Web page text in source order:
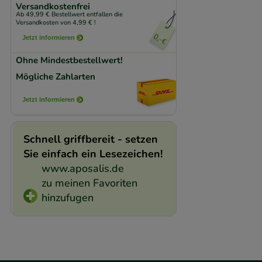
Versandkostenfrei
Ab 49,99 € Bestellwert entfallen die
Versandkosten von 4,99 € !
Jetzt informieren
Ohne Mindestbestellwert!
Mögliche Zahlarten
Jetzt informieren
Schnell griffbereit - setzen
Sie einfach ein Lesezeichen!
www.aposalis.de
zu meinen Favoriten
hinzufugen